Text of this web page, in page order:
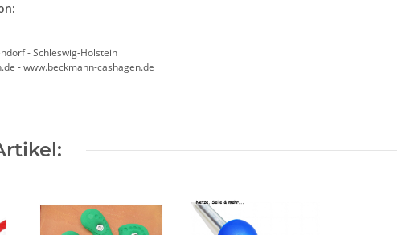
- Schleswig-Holstein
- www.beckmann-cashagen.de